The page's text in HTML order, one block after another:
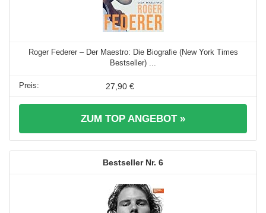
Roger Federer – Der Maestro: Die Biografie (New York Times
Bestseller) ...
27,90 €
ZUM TOP ANGEBOT »
6